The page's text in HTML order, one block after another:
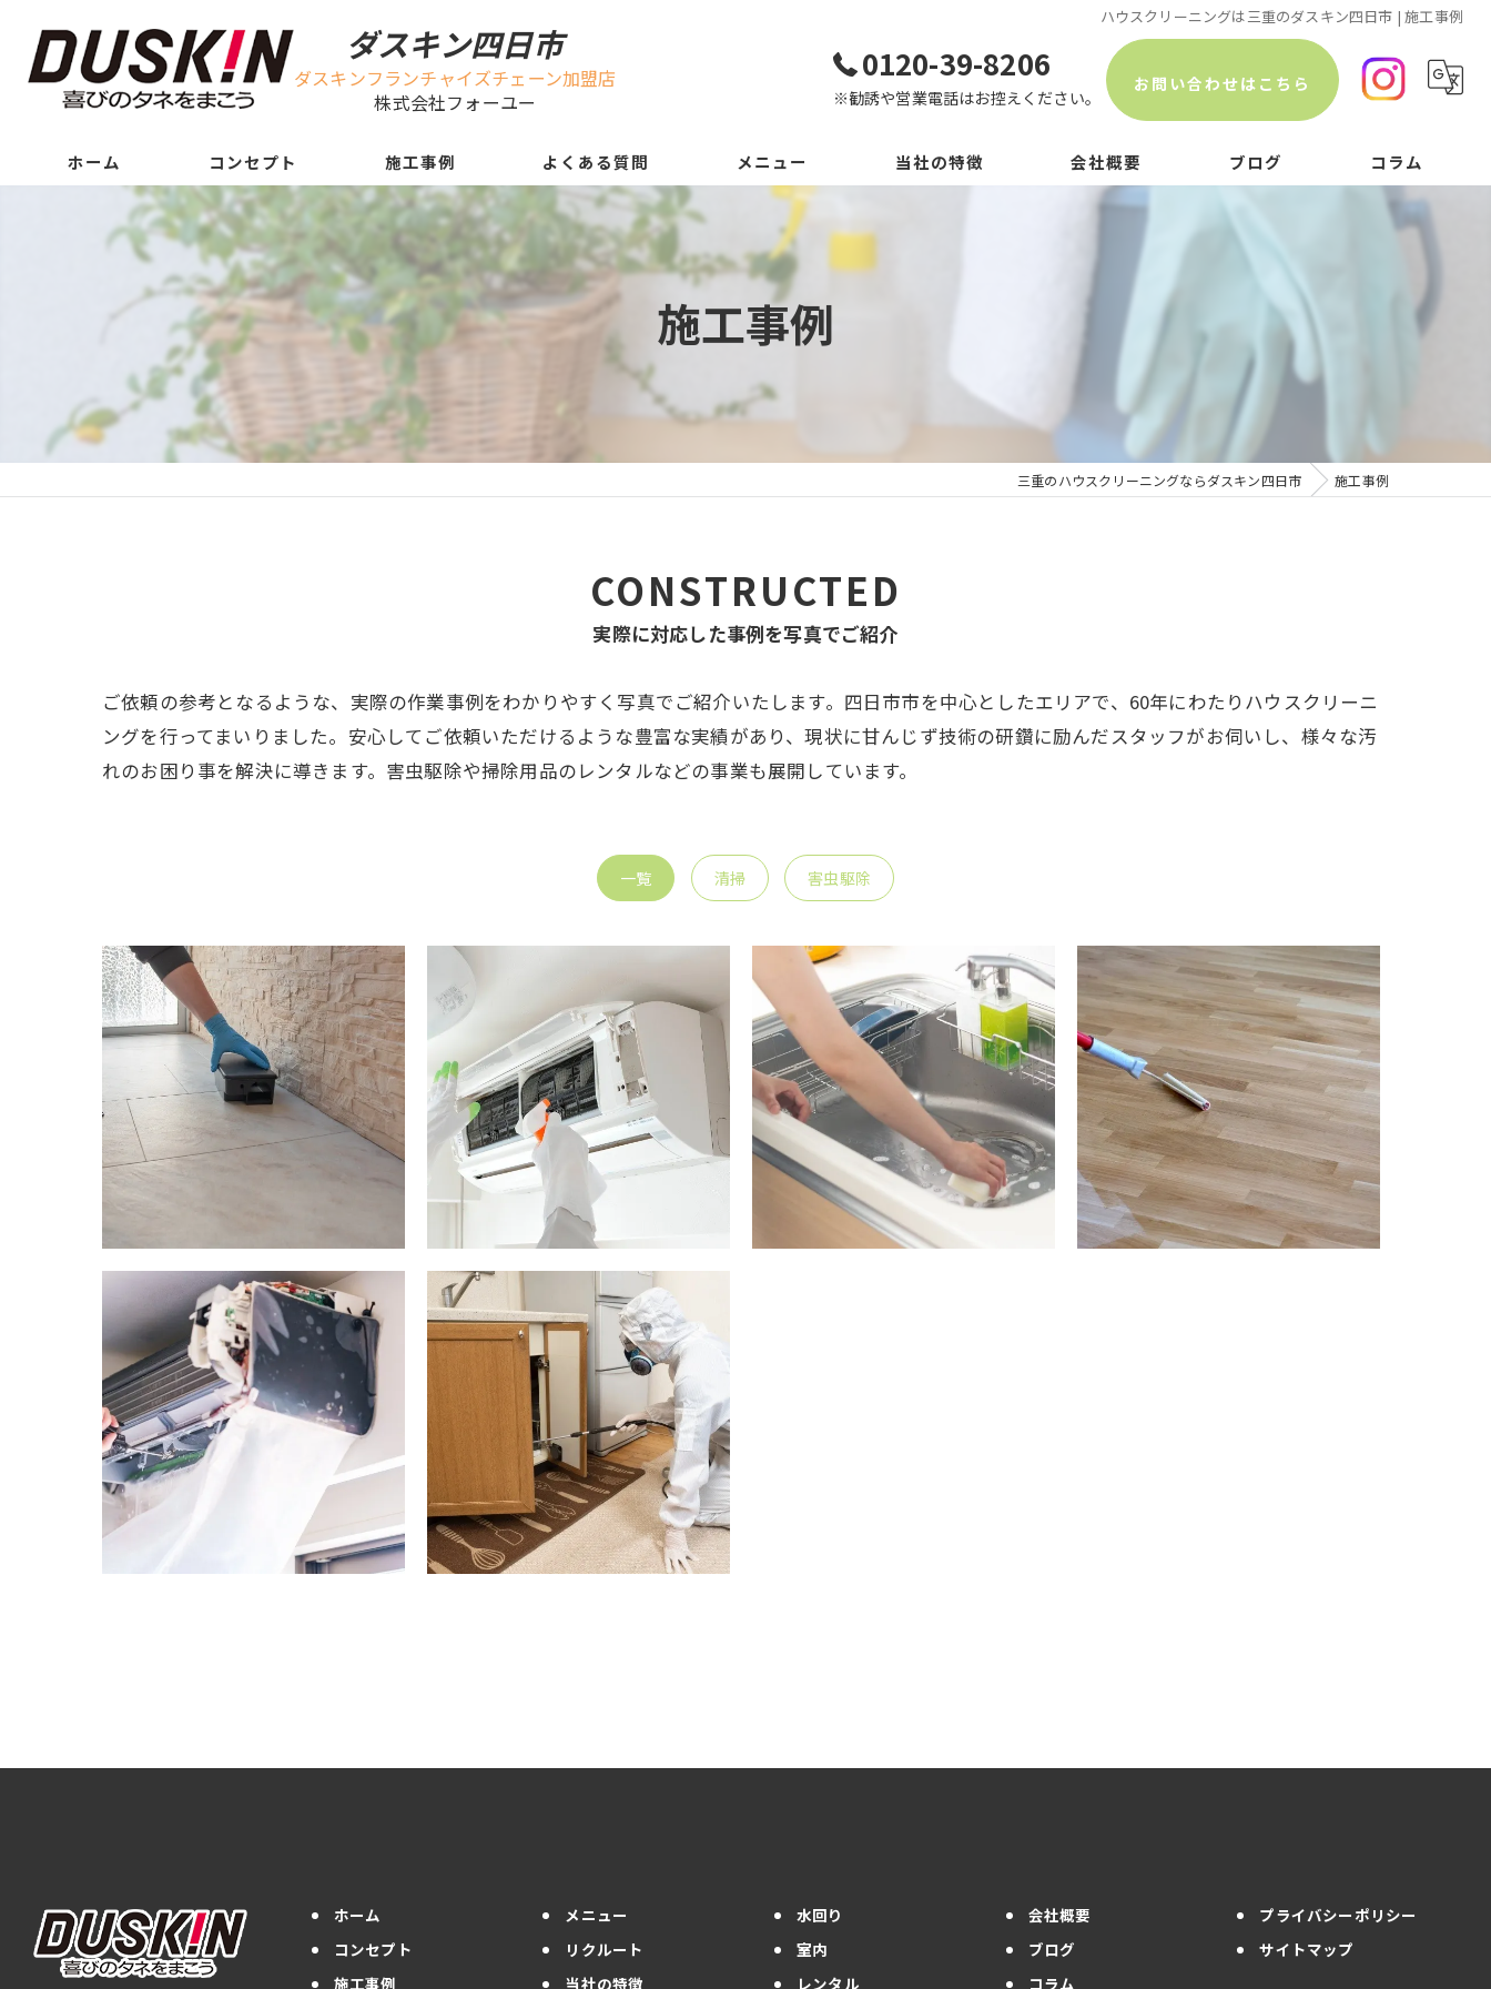
ハウスクリーニングは三重のダスキン四日市 | 施工事例
ダスキン四日市
ダスキンフランチャイズチェーン加盟店
株式会社フォーユー
0120-39-8206
※勧誘や営業電話はお控えください。
お問い合わせはこちら
ホーム コンセプト 施工事例 よくある質問 メニュー 当社の特徴
エアコン
会社概要 ブログ コラム
施工事例
三重のハウスクリーニングならダスキン四日市 施工事例
CONSTRUCTED
実際に対応した事例を写真でご紹介
ご依頼の参考となるような、実際の作業事例をわかりやすく写真でご紹介いたします。四日市市を中心としたエリアで、60年にわたりハウスクリーニ
ングを行ってまいりました。安心してご依頼いただけるような豊富な実績があり、現状に甘んじず技術の研鑽に励んだスタッフがお伺いし、様々な汚
れのお困り事を解決に導きます。害虫駆除や掃除用品のレンタルなどの事業も展開しています。
一覧 清掃 害虫駆除
ホーム
コンセプト
施工事例
メニュー
リクルート
当社の特徴
水回り
室内
レンタル
会社概要
ブログ
コラム
プライバシーポリシー
サイトマップ